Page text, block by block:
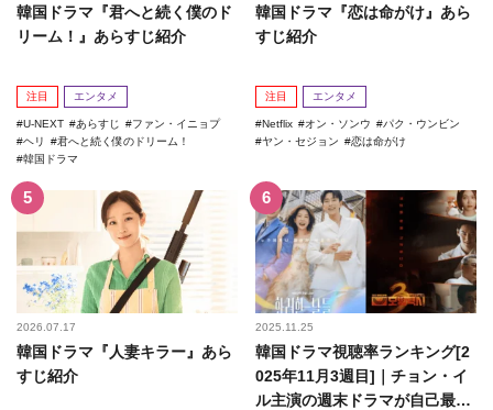
韓国ドラマ『君へと続く僕のド
リーム！』あらすじ紹介
注目 エンタメ
U-NEXT あらすじ
ファン・イニョプ
ヘリ
君へと続く僕のドリーム！
韓国ドラマ
韓国ドラマ『恋は命がけ』あら
すじ紹介
注目 エンタメ
Netflix オン・ソンウ
パク・ウンビン
ヤン・セジョン
恋は命がけ
2026.07.17
韓国ドラマ『人妻キラー』あら
すじ紹介
2025.11.25
韓国ドラマ視聴率ランキング[2
025年11月3週目]｜チョン・イ
ル主演の週末ドラマが自己最高